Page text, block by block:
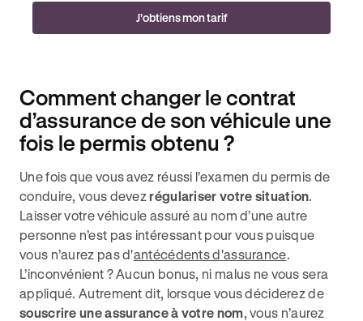
J’obtiens mon tarif
Comment changer le contrat
d’assurance de son véhicule une
fois le permis obtenu ?
Une fois que vous avez réussi l’examen du permis de
conduire, vous devezrégulariser votre situation.
Laisser votre véhicule assuré au nom d’une autre
personne n’est pas intéressant pour vous puisque
vous n’aurez pas d'antécédents d'assurance.
L’inconvénient ? Aucun bonus, ni malus ne vous sera
appliqué. Autrement dit, lorsque vous déciderez de
souscrire une assurance à votre nom, vous n’aurez